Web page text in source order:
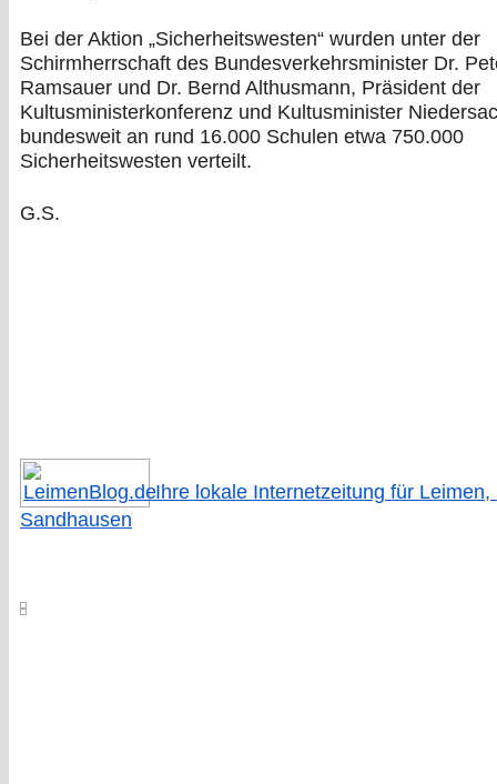
Bei der Aktion „Sicherheitswesten“ wurden unter der
Schirmherrschaft des Bundesverkehrsminister Dr.
Ramsauer und Dr. Bernd Althusmann, Präsident der
Kultusministerkonferenz und Kultusminister
bundesweit an rund 16.000 Schulen etwa 750.000
Sicherheitswesten verteilt.
G.S.
Ihre lokale Internetzeitung für Leimen,
Sandhausen